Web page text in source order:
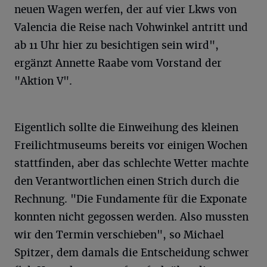
neuen Wagen werfen, der auf vier Lkws von
Valencia die Reise nach Vohwinkel antritt und
ab 11 Uhr hier zu besichtigen sein wird",
ergänzt Annette Raabe vom Vorstand der
"Aktion V".
Eigentlich sollte die Einweihung des kleinen
Freilichtmuseums bereits vor einigen Wochen
stattfinden, aber das schlechte Wetter machte
den Verantwortlichen einen Strich durch die
Rechnung. "Die Fundamente für die Exponate
konnten nicht gegossen werden. Also mussten
wir den Termin verschieben", so Michael
Spitzer, dem damals die Entscheidung schwer